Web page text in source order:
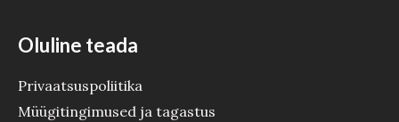
Oluline teada
Privaatsuspoliitika
Müügitingimused ja tagastus